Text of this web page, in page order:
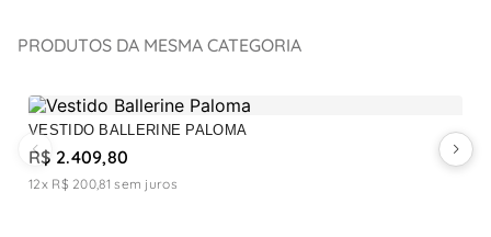
PRODUTOS DA MESMA CATEGORIA
VESTIDO BALLERINE PALOMA
R$ 2.409,80
12x R$ 200,81 sem juros